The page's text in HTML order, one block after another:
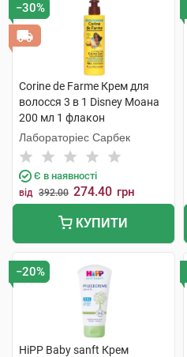
−30%
Corine de Farme Крем для
волосся 3 в 1 Disney Моана
200 мл 1 флакон
Лабораторіес Сарбек
Є в наявності
від 392.00 274.40 грн
КУПИТИ
−20%
HiPP Baby sanft Крем